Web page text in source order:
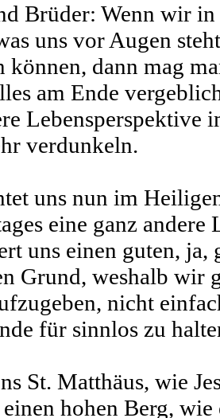
Brüder: Wenn wir
uns vor Augen
können, dann mag
am Ende
Lebensperspektive
verdunkeln.
uns nun im
eine ganz andere
uns einen guten, ja,
Grund, weshalb wir
nicht
für sinnlos zu
St. Matthäus, wie
hohen Berg, wie